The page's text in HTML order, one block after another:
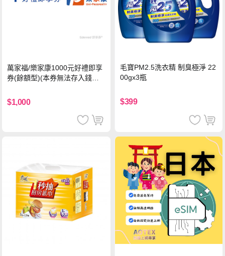
萬家福/樂家康1000元好禮即享
券(餘額型)(本券無法存入錢包
$1,000
毛寶PM2.5洗衣精 制臭極淨 22
00gx3瓶
$399